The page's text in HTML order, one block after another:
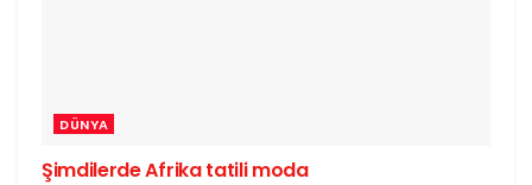
DÜNYA
Şimdilerde Afrika tatili moda